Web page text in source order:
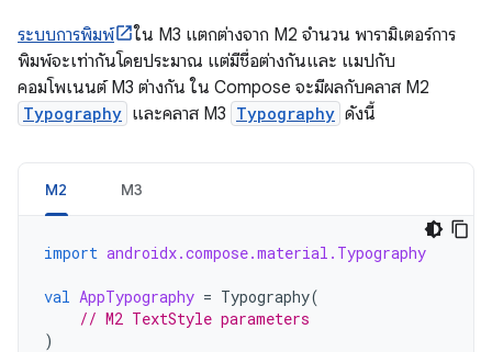
ระบบการพิมพ์
ใน M3 แตกต่างจาก M2 จำนวน พารามิเตอร์การ
พิมพ์จะเท่ากันโดยประมาณ แต่มีชื่อต่างกันและ แมปกับ
คอมโพเนนต์ M3 ต่างกัน ใน Compose จะมีผลกับคลาส M2
Typography และคลาส M3 Typography ดังนี้
M2 M3
import androidx.compose.material.Typography
val AppTypography = Typography(
// M2 TextStyle parameters
)